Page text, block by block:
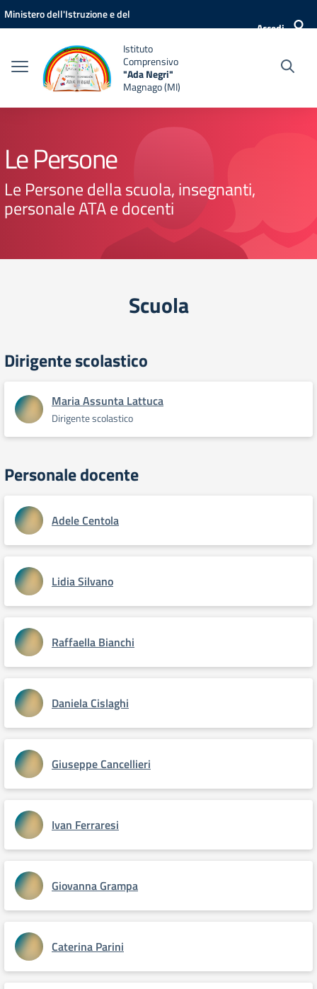
Vai ai contenuti
Vai al menu di navigazione
Vai al footer
Ministero dell'Istruzione e del
Accedi
Istituto
Comprensivo
"Ada Negri"
Magnago (MI)
Le Persone
Le Persone della scuola, insegnanti,
personale ATA e docenti
Scuola
Dirigente scolastico
Maria Assunta Lattuca
Dirigente scolastico
Personale docente
Adele Centola
Lidia Silvano
Raffaella Bianchi
Daniela Cislaghi
Giuseppe Cancellieri
Ivan Ferraresi
Giovanna Grampa
Caterina Parini